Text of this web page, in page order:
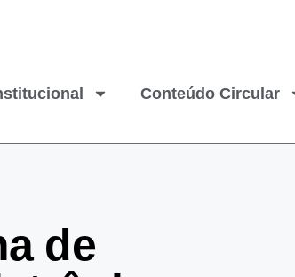
Conteúdo Circular
de